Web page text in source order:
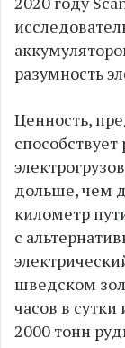
разумность
Ценность,
дольше, чем
километр
с
шведском
часов в
2000 тонн